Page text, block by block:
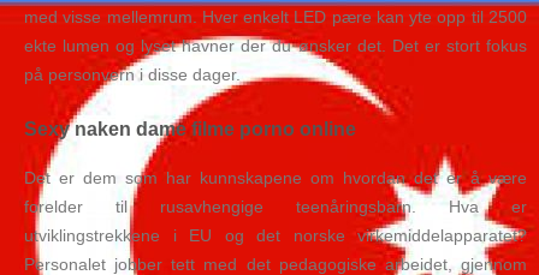
med visse mellemrum. Hver enkelt LED pære kan yte opp til 2500
ekte lumen og lyset havner der du ønsker det. Det er stort fokus
på personvern i disse dager.
Sexy naken dame filme porno online
Det er dem som har kunnskapene om hvordan det er å være
forelder til rusavhengige teenåringsbarn. Hva er
utviklingstrekkene i EU og det norske virkemiddelapparatet?
Personalet jobber tett med det pedagogiske arbeidet, gjennom